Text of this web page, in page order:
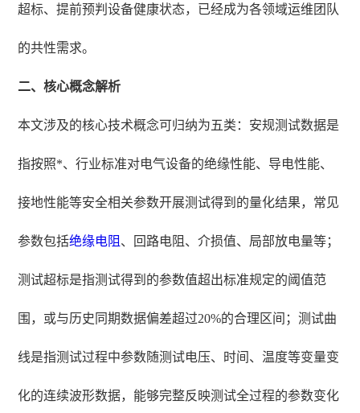
超标、提前预判设备健康状态，已经成为各领域运维团队
的共性需求。
二、核心概念解析
本文涉及的核心技术概念可归纳为五类：安规测试数据是
指按照*、行业标准对电气设备的绝缘性能、导电性能、
接地性能等安全相关参数开展测试得到的量化结果，常见
参数包括绝缘电阻 、回路电阻、介损值、局部放电量等；
测试超标是指测试得到的参数值超出标准规定的阈值范
围，或与历史同期数据偏差超过20%的合理区间；测试曲
线是指测试过程中参数随测试电压、时间、温度等变量变
化的连续波形数据，能够完整反映测试全过程的参数变化